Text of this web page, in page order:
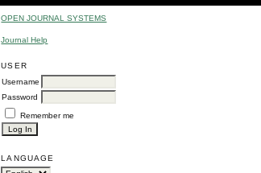
OPEN JOURNAL SYSTEMS
Journal Help
USER
Username
Password
Remember me
LANGUAGE